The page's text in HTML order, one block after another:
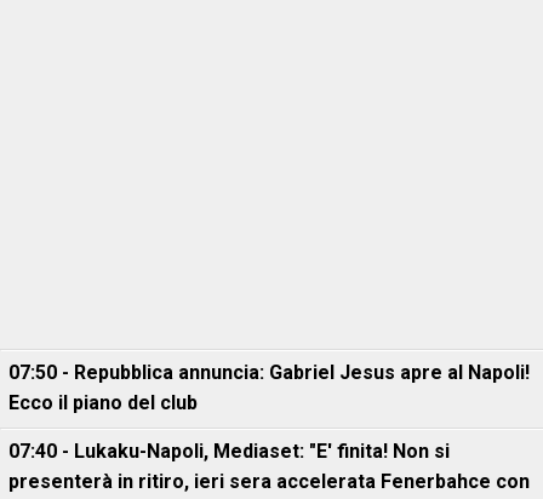
07:50 - Repubblica annuncia: Gabriel Jesus apre al Napoli!
Ecco il piano del club
07:40 - Lukaku-Napoli, Mediaset: "E' finita! Non si
presenterà in ritiro, ieri sera accelerata Fenerbahce con